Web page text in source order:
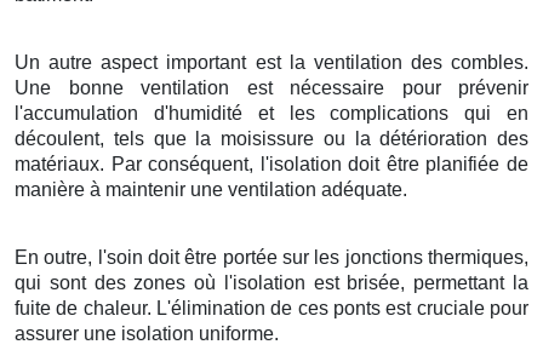
Un autre aspect important est la ventilation des combles.
Une bonne ventilation est nécessaire pour prévenir
l'accumulation d'humidité et les complications qui en
découlent, tels que la moisissure ou la détérioration des
matériaux. Par conséquent, l'isolation doit être planifiée de
manière à maintenir une ventilation adéquate.
En outre, l'soin doit être portée sur les jonctions thermiques,
qui sont des zones où l'isolation est brisée, permettant la
fuite de chaleur. L'élimination de ces ponts est cruciale pour
assurer une isolation uniforme.